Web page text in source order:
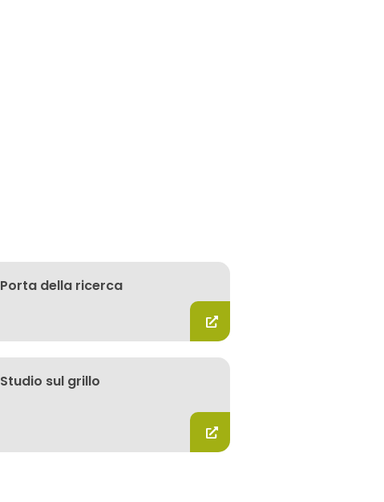
Porta della ricerca
Studio sul grillo